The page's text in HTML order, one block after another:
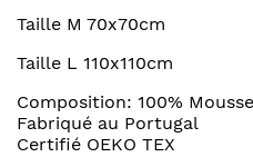
Taille M 70x70cm
Taille L 110x110cm
Composition: 100%
Fabriqué au Portugal
Certifié OEKO TEX